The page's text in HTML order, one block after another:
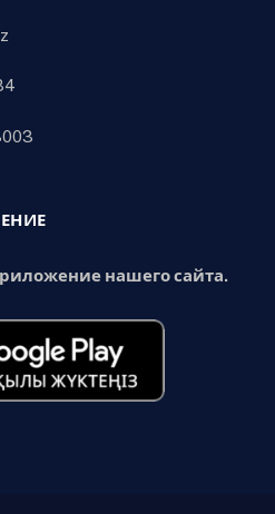
нашего сайта.